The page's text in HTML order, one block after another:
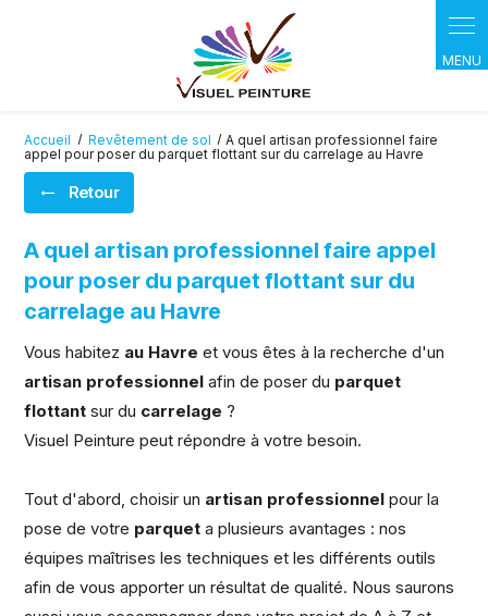
Accueil Revêtement de sol
A quel artisan professionnel faire
appel pour poser du parquet flottant sur du carrelage au Havre
Retour
A quel artisan professionnel faire appel
pour poser du parquet flottant sur du
carrelage au Havre
Vous habitez au Havre et vous êtes à la recherche d'un
artisan professionnel afin de poser du parquet
flottant sur du carrelage ?
Visuel Peinture peut répondre à votre besoin.
Tout d'abord, choisir un artisan professionnel pour la
pose de votre parquet a plusieurs avantages : nos
équipes maîtrises les techniques et les différents outils
afin de vous apporter un résultat de qualité. Nous saurons